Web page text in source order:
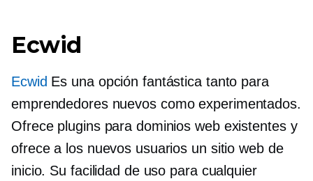
Ecwid
Ecwid Es una opción fantástica tanto para
emprendedores nuevos como experimentados.
Ofrece plugins para dominios web existentes y
ofrece a los nuevos usuarios un sitio web de
inicio. Su facilidad de uso para cualquier